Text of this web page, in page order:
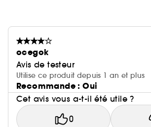
ocegok
Avis de testeur
Utilise ce produit depuis 1 an et plus
Recommande : Oui
Cet avis vous a-t-il été utile ?
0